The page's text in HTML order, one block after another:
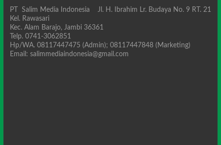
PT Salim Media Indonesia Jl. H. Ibrahim Lr. Budaya No. 9 RT. 21
Kel. Rawasari
Kec. Alam Barajo, Jambi 36361
Telp. 0741-3062851
Hp/WA. 08117447475 (Admin); 08117447848 (Marketing)
Email: salimmediaindonesia@gmail.com